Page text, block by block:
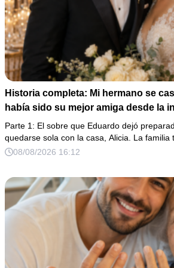
Historia completa: Mi hermano se
había sido su mejor amiga desde la
ciega a la que protegió durante toda
fallecimiento, ella me entregó un
verdadera razón por la que él la eligió
Parte 1: El sobre que Eduardo dejó
quedarse sola con la casa, Alicia. La familia
08/08/2026 16:12